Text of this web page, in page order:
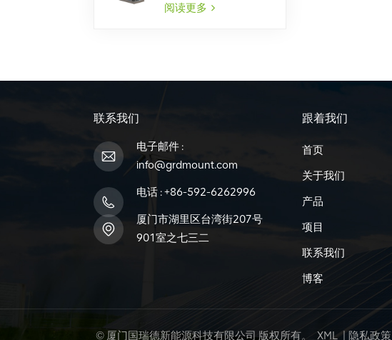
阅读更多
联系我们
电子邮件 :
info@grdmount.com
电话 :+86-592-6262996
厦门市湖里区台湾街207号
901室之七三二
跟着我们
首页
关于我们
产品
项目
联系我们
博客
© 厦门国瑞德新能源科技有限公司 版权所有。 XML | 隐私政策